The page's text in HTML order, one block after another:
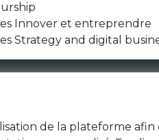
Innover et entreprendre
Strategy and digital
de la plateforme afin